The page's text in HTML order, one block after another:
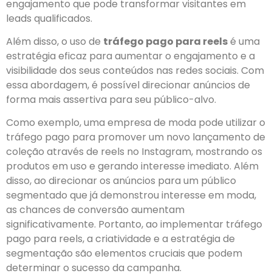
engajamento que pode transformar visitantes em
leads qualificados.
Além disso, o uso de tráfego pago para reelsé uma
estratégia eficaz para aumentar o engajamento e a
visibilidade dos seus conteúdos nas redes sociais. Com
essa abordagem, é possível direcionar anúncios de
forma mais assertiva para seu público-alvo.
Como exemplo, uma empresa de moda pode utilizar o
tráfego pago para promover um novo lançamento de
coleção através de reels no Instagram, mostrando os
produtos em uso e gerando interesse imediato. Além
disso, ao direcionar os anúncios para um público
segmentado que já demonstrou interesse em moda,
as chances de conversão aumentam
significativamente. Portanto, ao implementar tráfego
pago para reels, a criatividade e a estratégia de
segmentação são elementos cruciais que podem
determinar o sucesso da campanha.